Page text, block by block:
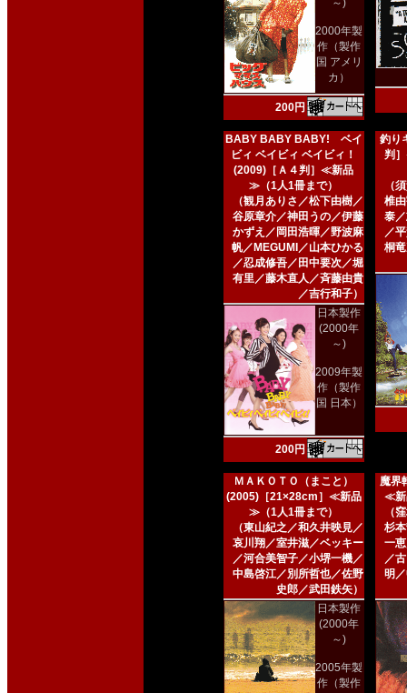
～)
2000年製
作（製作
国 アメリ
カ）
200円
BABY BABY BABY! ベイ
ビィ ベイビィ ベイビィ！
(2009)［Ａ４判］≪新品
≫（1人1冊まで）
（観月ありさ／松下由樹／
谷原章介／神田うの／伊藤
かずえ／岡田浩暉／野波麻
帆／MEGUMI／山本ひかる
／忍成修吾／田中要次／堀
有里／藤木直人／斉藤由貴
／吉行和子）
日本製作
(2000年
～)
2009年製
作（製作
国 日本）
200円
釣り
判
（
椎
泰
／
桐
ＭＡＫＯＴＯ（まこと）
(2005)［21×28cm］≪新品
≫（1人1冊まで）
（東山紀之／和久井映見／
哀川翔／室井滋／ベッキー
／河合美智子／小堺一機／
中島啓江／別所哲也／佐野
史郎／武田鉄矢）
日本製作
(2000年
～)
2005年製
作（製作
魔界
≪新
（
杉
一
／
明